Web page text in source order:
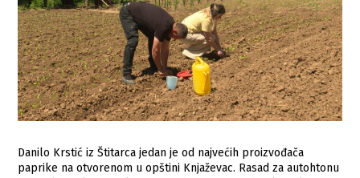
Danilo Krstić iz Štitarca jedan je od najvećih proizvođača
paprike na otvorenom u opštini Knjaževac. Rasad za autohtonu